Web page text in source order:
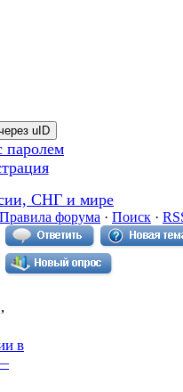
uID
паролем
СНГ и мире
Правила форума · Поиск ·
,
в